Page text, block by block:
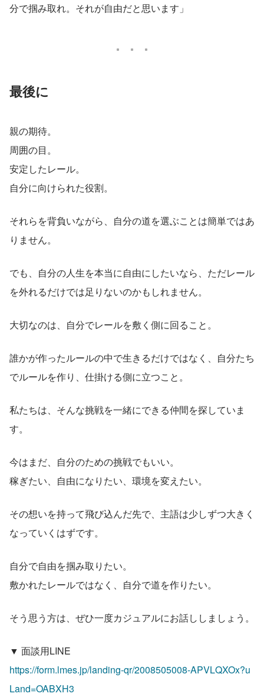
分で掴み取れ。それが自由だと思います」
最後に
親の期待。
周囲の目。
安定したレール。
自分に向けられた役割。
それらを背負いながら、自分の道を選ぶことは簡単ではあ
りません。
でも、自分の人生を本当に自由にしたいなら、ただレール
を外れるだけでは足りないのかもしれません。
大切なのは、自分でレールを敷く側に回ること。
誰かが作ったルールの中で生きるだけではなく、自分たち
でルールを作り、仕掛ける側に立つこと。
私たちは、そんな挑戦を一緒にできる仲間を探していま
す。
今はまだ、自分のための挑戦でもいい。
稼ぎたい、自由になりたい、環境を変えたい。
その想いを持って飛び込んだ先で、主語は少しずつ大きく
なっていくはずです。
自分で自由を掴み取りたい。
敷かれたレールではなく、自分で道を作りたい。
そう思う方は、ぜひ一度カジュアルにお話ししましょう。
▼ 面談用LINE
https://form.lmes.jp/landing-qr/2008505008-APVLQXOx?u
Land=OABXH3